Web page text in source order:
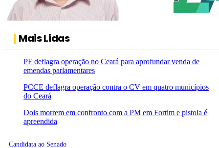
Mais Lidas
PF deflagra operação no Ceará para aprofundar venda de
emendas parlamentares
PCCE deflagra operação contra o CV em quatro municípios
do Ceará
Dois morrem em confronto com a PM em Fortim e pistola é
apreendida
Candidata ao Senado